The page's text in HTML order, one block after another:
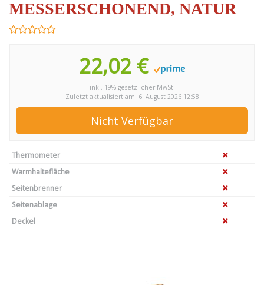
ESSERSCHONEND, NATUR
22,02 €
inkl. 19% gesetzlicher MwSt.
Zuletzt aktualisiert am: 6. August 2026 12:58
Nicht Verfügbar
Thermometer
Warmhaltefläche
Seitenbrenner
Seitenablage
Deckel